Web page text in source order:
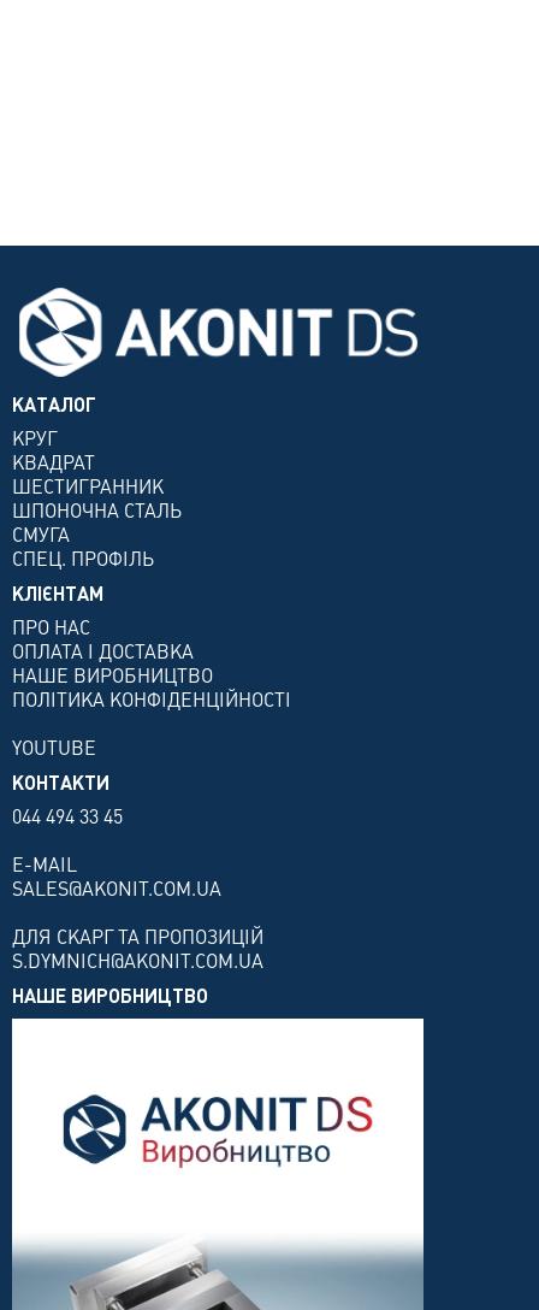
КАТАЛОГ
КРУГ
КВАДРАТ
ШЕСТИГРАННИК
ШПОНОЧНА СТАЛЬ
СМУГА
СПЕЦ. ПРОФІЛЬ
КЛІЄНТАМ
ПРО НАС
ОПЛАТА І ДОСТАВКА
НАШЕ ВИРОБНИЦТВО
ПОЛІТИКА КОНФІДЕНЦІЙНОСТІ
YOUTUBE
КОНТАКТИ
044 494 33 45
E-MAIL
SALES@AKONIT.COM.UA
ДЛЯ СКАРГ ТА ПРОПОЗИЦІЙ
S.DYMNICH@AKONIT.COM.UA
НАШЕ ВИРОБНИЦТВО